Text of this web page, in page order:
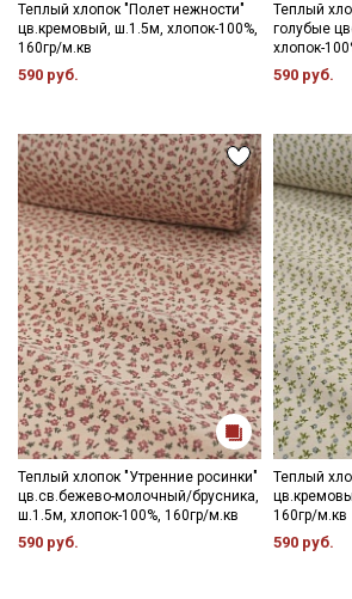
Теплый хлопок "Полет нежности"
цв.кремовый, ш.1.5м, хлопок-100%,
160гр/м.кв
590 руб.
Теплый
голубые
хлопок-
590 руб.
Теплый хлопок "Утренние росинки"
цв.св.бежево-молочный/брусника,
ш.1.5м, хлопок-100%, 160гр/м.кв
590 руб.
Теплый
160гр/м.кв
590 руб.
Ознакомлен(а) с
Политикой
данных
Согласие на обработку
информационных рассылок